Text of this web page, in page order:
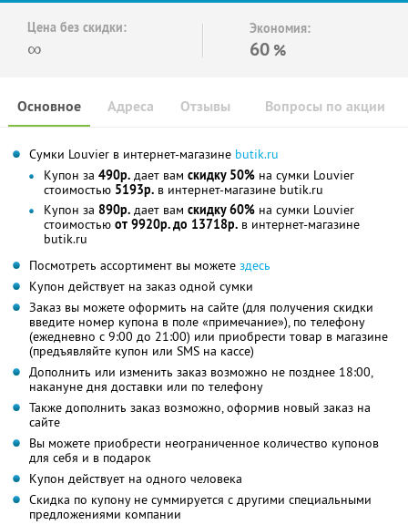
Цена без скидки:
∞
Экономия:
60 %
Основное Отзывы Вопросы по акции
Адреса
Сумки Louvier в интернет-магазине butik.ru
Купон за 490р. дает вам скидку 50% на сумки Louvier
стоимостью 5193р. в интернет-магазине butik.ru
Купон за 890р. дает вам скидку 60% на сумки Louvier
стоимостью от 9920р. до 13718р. в интернет-магазине
butik.ru
Посмотреть ассортимент вы можете здесь
Купон действует на заказ одной сумки
Заказ вы можете оформить на сайте (для получения скидки
введите номер купона в поле «примечание»), по телефону
(ежедневно с 9:00 до 21:00) или приобрести товар в магазине
(предъявляйте купон или SMS на кассе)
Дополнить или изменить заказ возможно не позднее 18:00,
накануне дня доставки или по телефону
Также дополнить заказ возможно, оформив новый заказ на
сайте
Вы можете приобрести неограниченное количество купонов
для себя и в подарок
Купон действует на одного человека
Скидка по купону не суммируется с другими специальными
предложениями компании